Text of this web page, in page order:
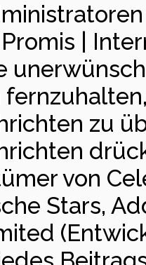
|
zu
von
Stars,